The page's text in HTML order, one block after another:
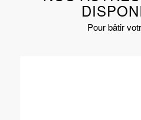
Pour bâtir